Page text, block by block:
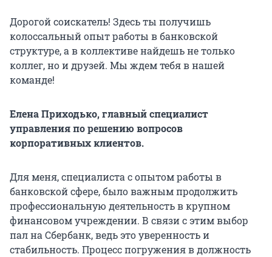
Дорогой соискатель! Здесь ты получишь
колоссальный опыт работы в банковской
структуре, а в коллективе найдешь не только
коллег, но и друзей. Мы ждем тебя в нашей
команде!
Елена Приходько, главный специалист
управления по решению вопросов
корпоративных клиентов.
Для меня, специалиста с опытом работы в
банковской сфере, было важным продолжить
профессиональную деятельность в крупном
финансовом учреждении. В связи с этим выбор
пал на Сбербанк, ведь это уверенность и
стабильность. Процесс погружения в должность